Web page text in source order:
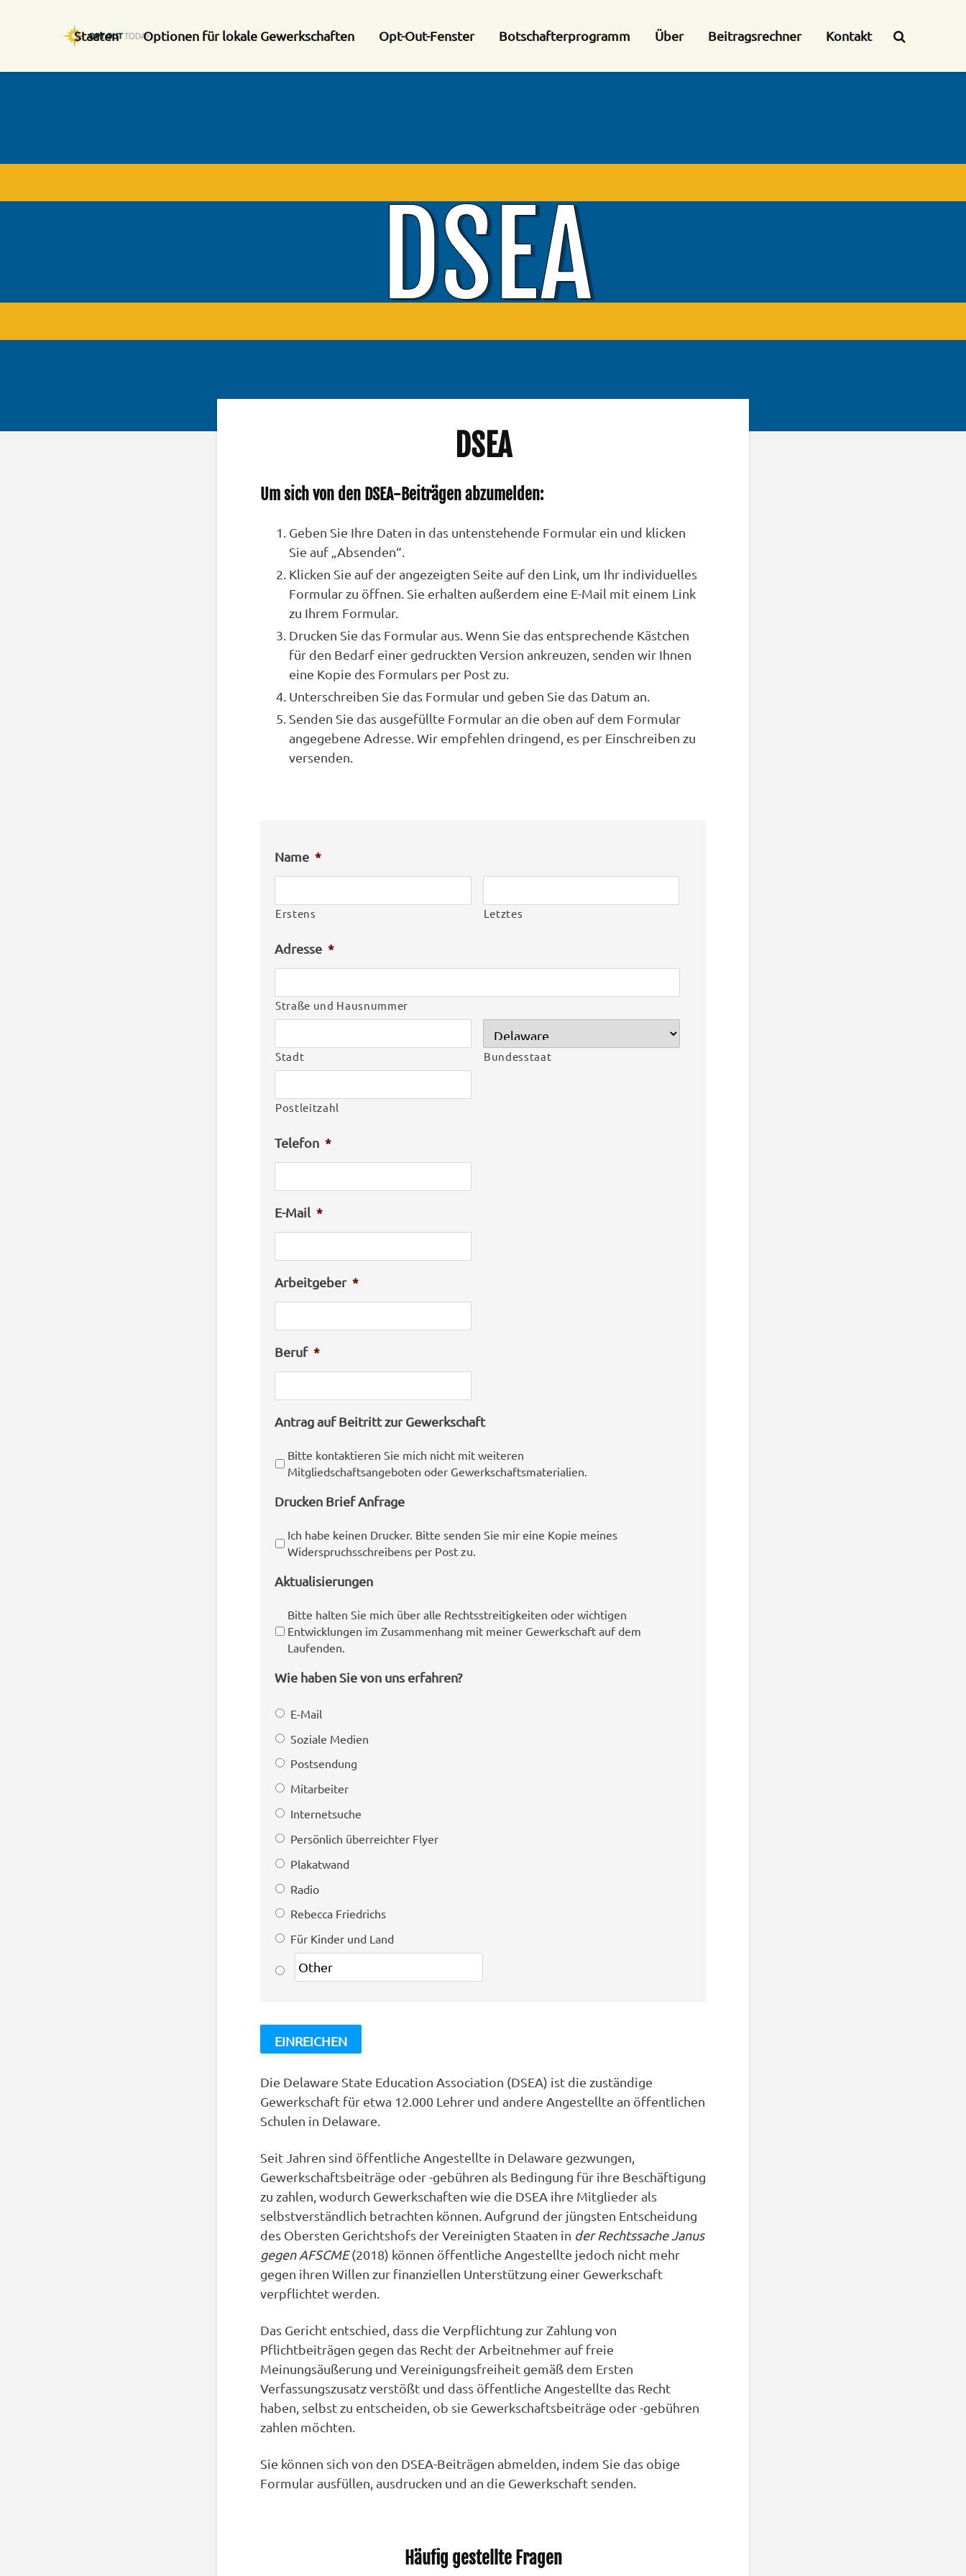
Staaten Optionen für lokale Gewerkschaften Opt-Out-Fenster Botschafterprogramm Über Beitragsrechner Kontakt
DSEA
Um sich von den DSEA-Beiträgen abzumelden:
Geben Sie Ihre Daten in das untenstehende Formular ein und klicken
Sie auf „Absenden“.
Klicken Sie auf der angezeigten Seite auf den Link, um Ihr individuelles
Formular zu öffnen. Sie erhalten außerdem eine E-Mail mit einem Link
zu Ihrem Formular.
Drucken Sie das Formular aus. Wenn Sie das entsprechende Kästchen
für den Bedarf einer gedruckten Version ankreuzen, senden wir Ihnen
eine Kopie des Formulars per Post zu.
Unterschreiben Sie das Formular und geben Sie das Datum an.
Senden Sie das ausgefüllte Formular an die oben auf dem Formular
angegebene Adresse. Wir empfehlen dringend, es per Einschreiben zu
versenden.
Name *
Erstens Letztes
Adresse *
Straße und Hausnummer
Stadt Bundesstaat
Postleitzahl
Telefon *
E-Mail *
Arbeitgeber *
Beruf *
Antrag auf Beitritt zur Gewerkschaft
Bitte kontaktieren Sie mich nicht mit weiteren
Mitgliedschaftsangeboten oder Gewerkschaftsmaterialien.
Drucken Brief Anfrage
Ich habe keinen Drucker. Bitte senden Sie mir eine Kopie meines
Widerspruchsschreibens per Post zu.
Aktualisierungen
Bitte halten Sie mich über alle Rechtsstreitigkeiten oder wichtigen
Entwicklungen im Zusammenhang mit meiner Gewerkschaft auf dem
Laufenden.
Wie haben Sie von uns erfahren?
E-Mail
Soziale Medien
Postsendung
Mitarbeiter
Internetsuche
Persönlich überreichter Flyer
Plakatwand
Radio
Rebecca Friedrichs
Für Kinder und Land
Die Delaware State Education Association (DSEA) ist die zuständige
Gewerkschaft für etwa 12.000 Lehrer und andere Angestellte an öffentlichen
Schulen in Delaware.
Seit Jahren sind öffentliche Angestellte in Delaware gezwungen,
Gewerkschaftsbeiträge oder -gebühren als Bedingung für ihre Beschäftigung
zu zahlen, wodurch Gewerkschaften wie die DSEA ihre Mitglieder als
selbstverständlich betrachten können. Aufgrund der jüngsten Entscheidung
des Obersten Gerichtshofs der Vereinigten Staaten in der Rechtssache Janus
gegen AFSCME(2018) können öffentliche Angestellte jedoch nicht mehr
gegen ihren Willen zur finanziellen Unterstützung einer Gewerkschaft
verpflichtet werden.
Das Gericht entschied, dass die Verpflichtung zur Zahlung von
Pflichtbeiträgen gegen das Recht der Arbeitnehmer auf freie
Meinungsäußerung und Vereinigungsfreiheit gemäß dem Ersten
Verfassungszusatz verstößt und dass öffentliche Angestellte das Recht
haben, selbst zu entscheiden, ob sie Gewerkschaftsbeiträge oder -gebühren
zahlen möchten.
Sie können sich von den DSEA-Beiträgen abmelden, indem Sie das obige
Formular ausfüllen, ausdrucken und an die Gewerkschaft senden.
Häufig gestellte Fragen